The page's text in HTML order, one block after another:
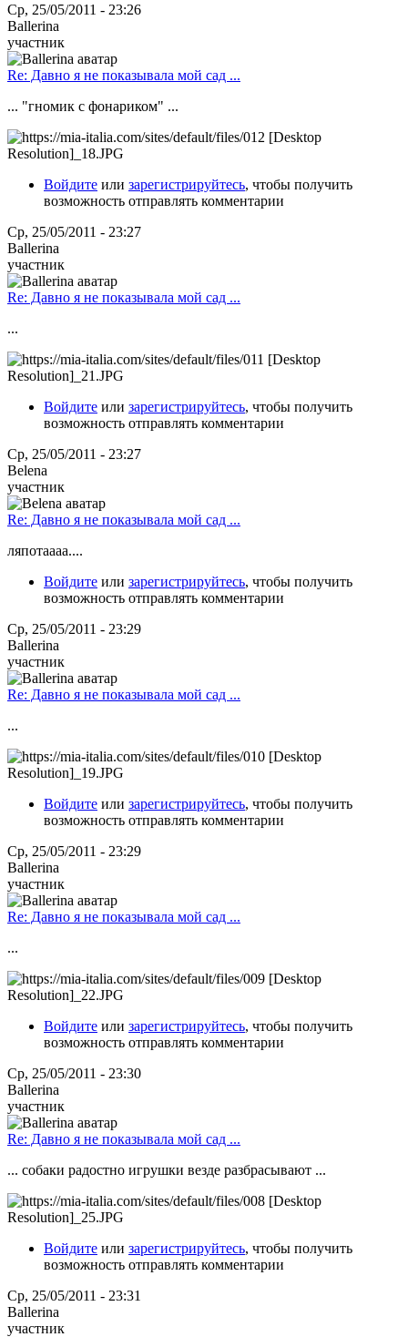
Ср, 25/05/2011 - 23:26
Ballerina
участник
Re: Давно я не показывала мой сад ...
... "гномик с фонариком" ...
Войдите или зарегистрируйтесь, чтобы получить
возможность отправлять комментарии
Ср, 25/05/2011 - 23:27
Ballerina
участник
Re: Давно я не показывала мой сад ...
...
Войдите или зарегистрируйтесь, чтобы получить
возможность отправлять комментарии
Ср, 25/05/2011 - 23:27
Belena
участник
Re: Давно я не показывала мой сад ...
ляпотаааа....
Войдите или зарегистрируйтесь, чтобы получить
возможность отправлять комментарии
Ср, 25/05/2011 - 23:29
Ballerina
участник
Re: Давно я не показывала мой сад ...
...
Войдите или зарегистрируйтесь, чтобы получить
возможность отправлять комментарии
Ср, 25/05/2011 - 23:29
Ballerina
участник
Re: Давно я не показывала мой сад ...
...
Войдите или зарегистрируйтесь, чтобы получить
возможность отправлять комментарии
Ср, 25/05/2011 - 23:30
Ballerina
участник
Re: Давно я не показывала мой сад ...
... собаки радостно игрушки везде разбрасывают ...
Войдите или зарегистрируйтесь, чтобы получить
возможность отправлять комментарии
Ср, 25/05/2011 - 23:31
Ballerina
участник